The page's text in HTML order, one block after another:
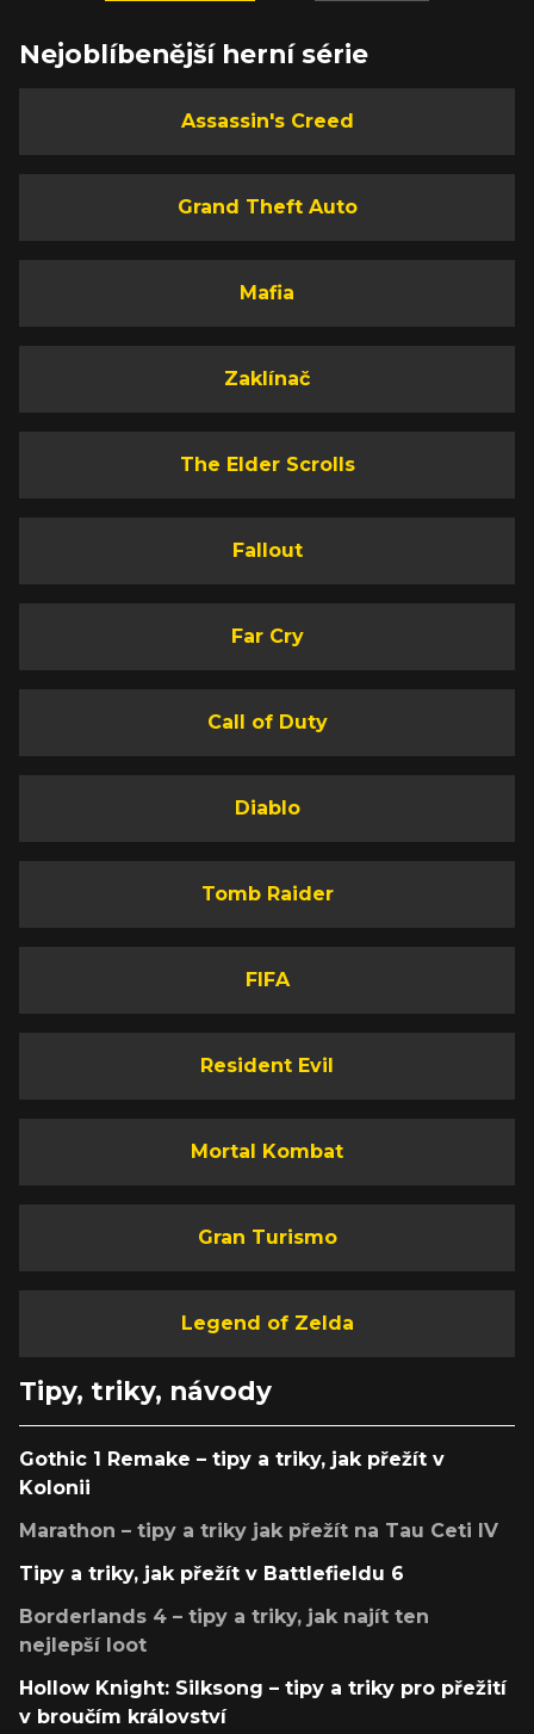
Nejoblíbenější herní série
Assassin's Creed
Grand Theft Auto
Mafia
Zaklínač
The Elder Scrolls
Fallout
Far Cry
Call of Duty
Diablo
Tomb Raider
FIFA
Resident Evil
Mortal Kombat
Gran Turismo
Legend of Zelda
Tipy, triky, návody
Gothic 1 Remake – tipy a triky, jak přežít v
Kolonii
Marathon – tipy a triky jak přežít na Tau Ceti IV
Tipy a triky, jak přežít v Battlefieldu 6
Borderlands 4 – tipy a triky, jak najít ten
nejlepší loot
Hollow Knight: Silksong – tipy a triky pro přežití
v broučím království